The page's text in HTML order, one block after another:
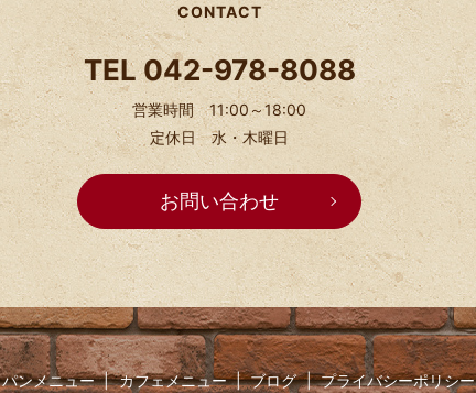
CONTACT
TEL 042-978-8088
営業時間 11:00～18:00
定休日 水・木曜日
お問い合わせ
パンメニュー カフェメニュー ブログ プライバシーポリシー